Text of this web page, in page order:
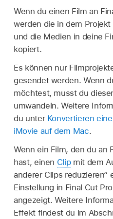
Wenn du einen Film an
werden die in dem
und die Medien in deine
kopiert.
Es können nur
gesendet werden. Wenn
möchtest, musst du
umwandeln. Weitere
du unter Konvertieren
iMovie auf dem Mac.
Wenn ein Film, den du an
hast, einen Clipmit dem
anderer Clips reduzieren“
Einstellung in Final Cut
angezeigt. Weitere
Effekt findest du im